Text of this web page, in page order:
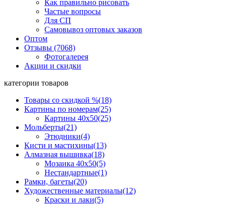
Как правильно рисовать
Частые вопросы
Для СП
Самовывоз оптовых заказов
Оптом
Отзывы (7068)
Фотогалерея
Акции и скидки
категории товаров
Товары со скидкой %(18)
Картины по номерам(25)
Картины 40x50(25)
Мольберты(21)
Этюдники(4)
Кисти и мастихины(13)
Алмазная вышивка(18)
Мозаика 40x50(5)
Нестандартные(1)
Рамки, багеты(20)
Художественные материалы(12)
Краски и лаки(5)